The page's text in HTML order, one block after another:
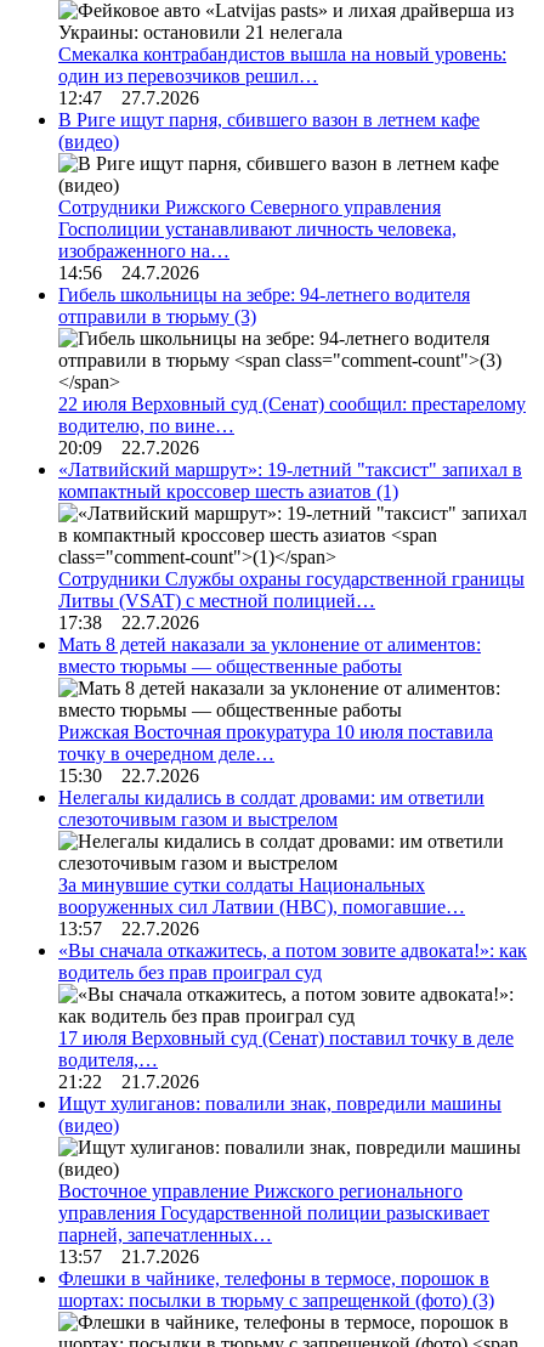
Смекалка контрабандистов вышла на новый уровень:
один из перевозчиков решил…
12:47 27.7.2026
В Риге ищут парня, сбившего вазон в летнем кафе
(видео)
Сотрудники Рижского Северного управления
Госполиции устанавливают личность человека,
изображенного на…
14:56 24.7.2026
Гибель школьницы на зебре: 94-летнего водителя
отправили в тюрьму (3)
22 июля Верховный суд (Сенат) сообщил: престарелому
водителю, по вине…
20:09 22.7.2026
«Латвийский маршрут»: 19-летний "таксист" запихал в
компактный кроссовер шесть азиатов (1)
Сотрудники Службы охраны государственной границы
Литвы (VSAT) с местной полицией…
17:38 22.7.2026
Мать 8 детей наказали за уклонение от алиментов:
вместо тюрьмы — общественные работы
Рижская Восточная прокуратура 10 июля поставила
точку в очередном деле…
15:30 22.7.2026
Нелегалы кидались в солдат дровами: им ответили
слезоточивым газом и выстрелом
За минувшие сутки солдаты Национальных
вооруженных сил Латвии (НВС), помогавшие…
13:57 22.7.2026
«Вы сначала откажитесь, а потом зовите адвоката!»: как
водитель без прав проиграл суд
17 июля Верховный суд (Сенат) поставил точку в деле
водителя,…
21:22 21.7.2026
Ищут хулиганов: повалили знак, повредили машины
(видео)
Восточное управление Рижского регионального
управления Государственной полиции разыскивает
парней, запечатленных…
13:57 21.7.2026
Флешки в чайнике, телефоны в термосе, порошок в
шортах: посылки в тюрьму с запрещенкой (фото) (3)